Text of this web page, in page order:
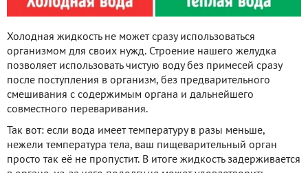
Холодная жидкость не может сразу использоваться
организмом для своих нужд. Строение нашего желудка
позволяет использовать чистую воду без примесей сразу
после поступления в организм, без предварительного
смешивания с содержимым органа и дальнейшего
совместного переваривания.
Так вот: если вода имеет температуру в разы меньше,
нежели температура тела, ваш пищеварительный орган
просто так её не пропустит. В итоге жидкость задерживается